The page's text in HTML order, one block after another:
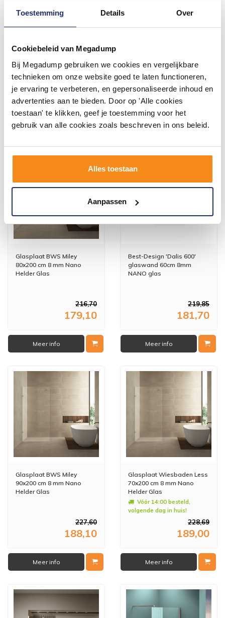
Toestemming Details Over
Cookiebeleid van Megadump
Bij Megadump gebruiken we cookies en vergelijkbare
technieken om onze website goed te laten functioneren,
je ervaring te verbeteren, en gepersonaliseerde inhoud en
advertenties aan te bieden. Door op 'Alle cookies
toestaan' te klikken, geef je toestemming voor het
gebruik van alle cookies zoals beschreven in ons beleid.
Alles toestaan
Aanpassen
Helder Glas 70x200cm
216,95
179,00
Meer info
2 - 3 Weken
236,00
179,00
Meer info
Glasplaat BWS Miley
80x200 cm 8 mm Nano
Helder Glas
216,70
179,10
Meer info
Best-Design 'Dalis 600'
glaswand 60cm 8mm
NANO glas
219,85
181,70
Meer info
Glasplaat BWS Miley
90x200 cm 8 mm Nano
Helder Glas
227,60
188,10
Meer info
Glasplaat Wiesbaden Less
70x200 cm 8 mm Nano
Helder Glas
Vóór 14:00 besteld,
volgende dag in huis!
228,69
189,00
Meer info